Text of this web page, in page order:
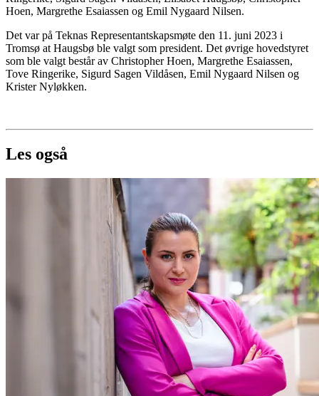
Hoen, Margrethe Esaiassen og Emil Nygaard Nilsen.
Det var på Teknas Representantskapsmøte den 11. juni 2023 i
Tromsø at Haugsbø ble valgt som president. Det øvrige hovedstyret
som ble valgt består av Christopher Hoen, Margrethe Esaiassen,
Tove Ringerike, Sigurd Sagen Vildåsen, Emil Nygaard Nilsen og
Krister Nyløkken.
Les også